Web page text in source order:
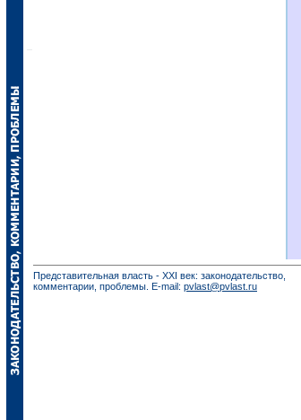
Представительная власть - XXI век: законодательство,
комментарии, проблемы. E-mail: pvlast@pvlast.ru